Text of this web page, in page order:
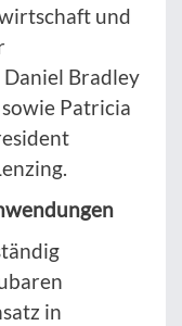
und
Bradley
Patricia
in